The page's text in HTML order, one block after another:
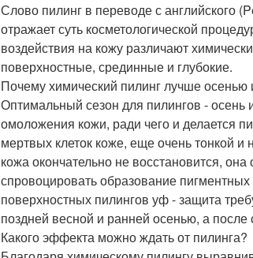
Слово пилинг в переводе с английского
отражает суть косметологической
воздействия на кожу различают
поверхностные, срединные и глубокие.
Почему химический пилинг лучше осенью
Оптимальный сезон для пилингов - осень
омоложения кожи, ради чего и делается
мертвых клеток коже, еще очень тонкой
кожа окончательно не восстановится,
спровоцировать образование
поверхностных пилингов уф - защита
поздней весной и ранней осенью, а
Какого эффекта можно ждать от пилинга?